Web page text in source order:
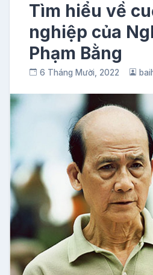
Tìm hiểu về
nghiệp của
Phạm Bằng
6 Tháng Mười, 2022